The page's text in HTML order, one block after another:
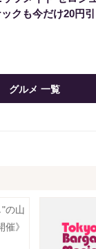
クも今だけ20円引
グルメ 一覧
"の山
》